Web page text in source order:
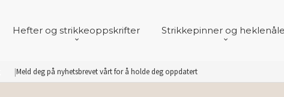
Meld deg på nyhetsbrevet vårt for å holde deg oppdatert
Hefter og strikkeoppskrifter Strikkepinner og